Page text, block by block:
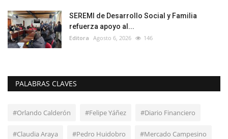
SEREMI de Desarrollo Social y Familia
refuerza apoyo al...
Editora Agosto 6, 2026 146
PALABRAS CLAVES
#Orlando Calderón #Felipe Yáñez #Diario Financiero
#Claudia Araya #Pedro Huidobro #Mercado Campesino